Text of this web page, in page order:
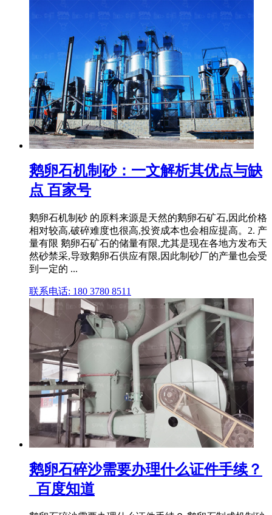
鹅卵石机制砂：一文解析其优点与缺
点 百家号
鹅卵石机制砂 的原料来源是天然的鹅卵石矿石,因此价格
相对较高,破碎难度也很高,投资成本也会相应提高。2. 产
量有限 鹅卵石矿石的储量有限,尤其是现在各地方发布天
然砂禁采,导致鹅卵石供应有限,因此制砂厂的产量也会受
到一定的 ...
联系电话: 180 3780 8511
鹅卵石碎沙需要办理什么证件手续？
_百度知道